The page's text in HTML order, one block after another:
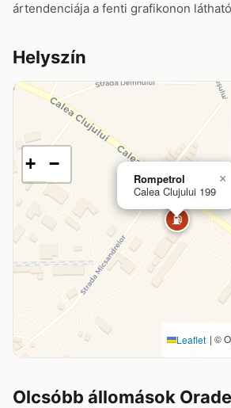
ártendenciája a fenti grafikonon
Helyszín
⛽
Rompetrol
Calea Clujului 199
×
+ −
Leaflet | ©
Olcsóbb állomások